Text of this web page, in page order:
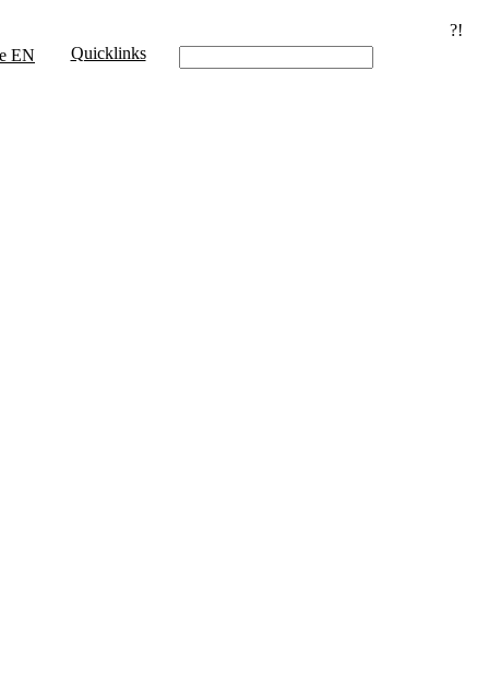
?!
EN Quicklinks